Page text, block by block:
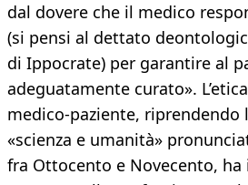
dal dovere che il medico
(si pensi al dettato
di Ippocrate) per garantire al
adeguatamente curato».
medico-paziente, riprendendo
«scienza e umanità»
fra Ottocento e Novecento,